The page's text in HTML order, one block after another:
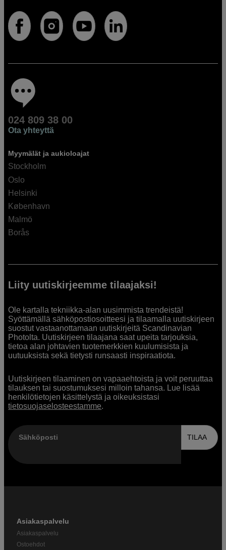
024 809 38 00
Ota yhteyttä
Myymälät ja aukioloajat
Stockholm
Oslo
Helsinki
København
Malmö
Borås
Liity uutiskirjeemme tilaajaksi!
Ole kartalla tekniikka-alan uusimmista trendeistä!
Syöttämällä sähköpostiosoitteesi ja tilaamalla uutiskirjeen
suostut vastaanottamaan uutiskirjeitä Scandinavian
Photolta. Uutiskirjeen tilaajana saat upeita tarjouksia,
tietoa alan johtavien tuotemerkkien kuulumisista ja
uutuuksista sekä tietysti runsaasti inspiraatiota.
Uutiskirjeen tilaaminen on vapaaehtoista ja voit peruuttaa
tilauksen tai suostumuksesi milloin tahansa. Lue lisää
henkilötietojen käsittelystä ja oikeuksistasi
tietosuojaselosteestamme.
Sähköposti TILAA
Asiakaspalvelu
Asiakaspalvelu
Ostoehdot